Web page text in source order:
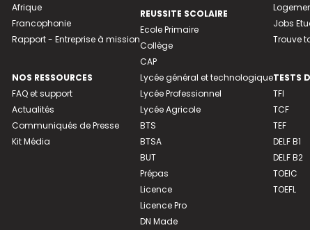
Afrique
Francophonie
Rapport - Entreprise à mission
NOS RESSOURCES
FAQ et support
Actualités
Communiqués de Presse
Kit Média
REUSSITE SCOLAIRE
Ecole Primaire
Collège
CAP
Lycée général et technologique
Lycée Professionnel
Lycée Agricole
BTS
BTSA
BUT
Prépas
Licence
Licence Pro
DN Made
Jobs
Trouve
TESTS
TFI
TCF
TEF
DELF B1
DELF B2
TOEIC
TOEFL